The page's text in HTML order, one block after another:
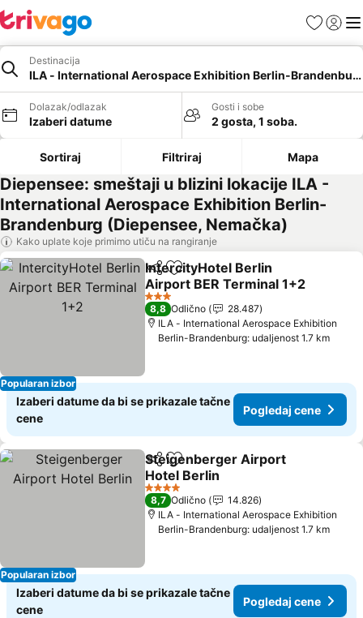
FavoritiPrijavi
Destinacija
ILA - International Aerospace Exhibition Berlin-
Dolazak/odlazak
Izaberi datume
Gosti i sobe
2 gosta, 1 soba.
Sortiraj Filtriraj Mapa
Diepensee: smeštaji u blizini lokacije ILA -
International Aerospace Exhibition Berlin-
Brandenburg (Diepensee, Nemačka)
Kako uplate koje primimo utiču na rangiranje
Popularan izbor
Deli Dodati u favorite
IntercityHotel Berlin
Airport BER Terminal 1+2
Pogledaj cene
3 Zvezdice
8,8 Odlično
28.487
ILA - International Aerospace Exhibition
Berlin-Brandenburg: udaljenost 1.7 km
Izaberi datume da bi se prikazale tačne
cene
Pogledaj cene
Popularan izbor
Deli Dodati u favorite
Steigenberger Airport
Hotel Berlin
Pogledaj cene
4 Zvezdice
8,7 Odlično
14.826
ILA - International Aerospace Exhibition
Berlin-Brandenburg: udaljenost 1.7 km
Izaberi datume da bi se prikazale tačne
cene
Pogledaj cene